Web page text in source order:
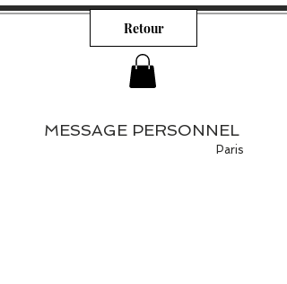
Retour
MESSAGE PERSONNEL
Paris